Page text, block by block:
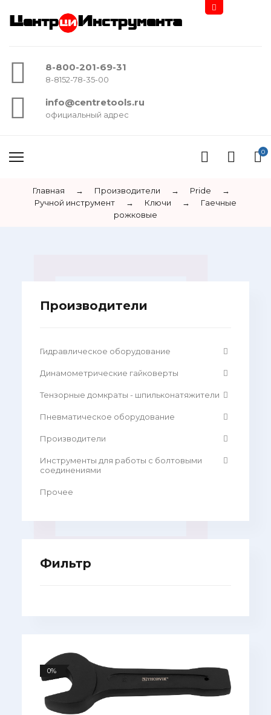
Центр Инструмента
8-800-201-69-31
8-8152-78-35-00
info@centretools.ru
официальный адрес
0
Главная → Производители → Pride
→
Ручной инструмент
→ Ключи →
Гаечные
рожковые
Производители
Гидравлическое оборудование
Динамометрические гайковерты
Тензорные домкраты - шпильконатяжители
Пневматическое оборудование
Производители
Инструменты для работы с болтовыми
соединениями
Прочее
Фильтр
0%